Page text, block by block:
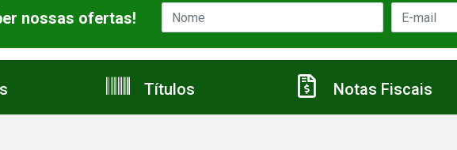
nossas ofertas!
Títulos Notas Fiscais